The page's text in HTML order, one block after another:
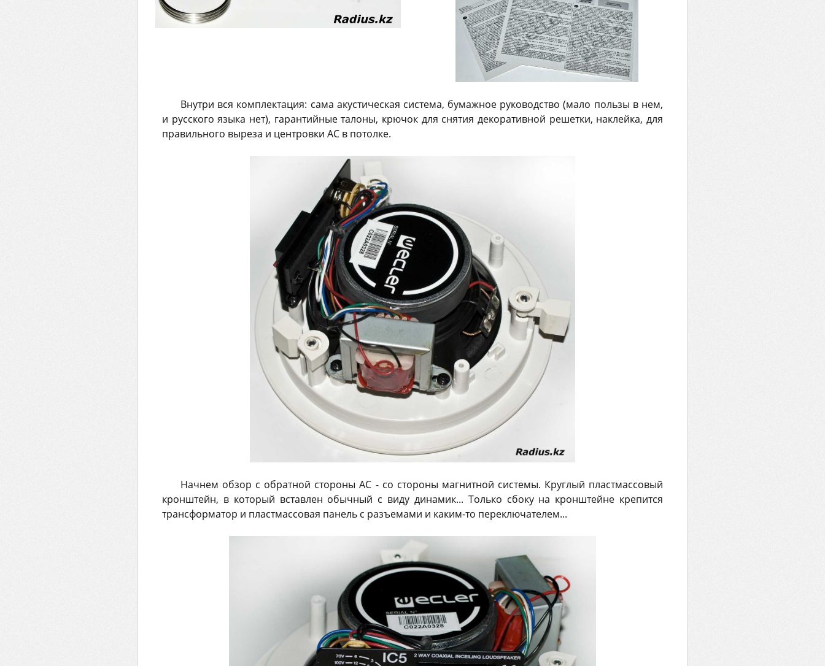
Внутри вся комплектация: сама акустическая система, бумажное руководство (мало пользы в нем,
и русского языка нет), гарантийные талоны, крючок для снятия декоративной решетки, наклейка, для
правильного выреза и центровки АС в потолке.
Начнем обзор с обратной стороны АС - со стороны магнитной системы. Круглый пластмассовый
кронштейн, в который вставлен обычный с виду динамик... Только сбоку на кронштейне крепится
трансформатор и пластмассовая панель с разъемами и каким-то переключателем...